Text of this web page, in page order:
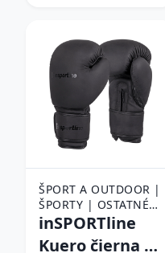
ŠPORT A OUTDOOR |
ŠPORTY | OSTATNÉ
ŠPORTY | BOJOVÉ
inSPORTline
Kuero čierna -